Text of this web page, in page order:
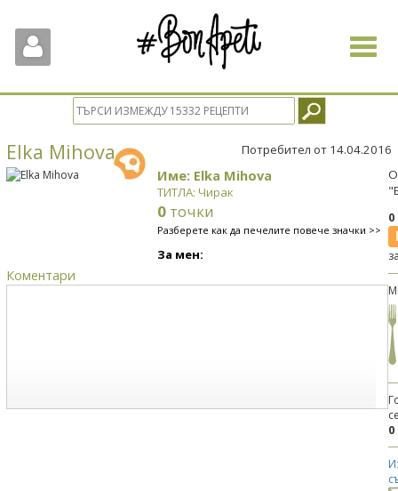
Toggle
Elka Mihova Потребител от 14.04.2016
Име: Elka Mihova
ТИТЛА: Чирак
0 точки
Разберете как да печелите повече значки >>
За мен:
Коментари
0